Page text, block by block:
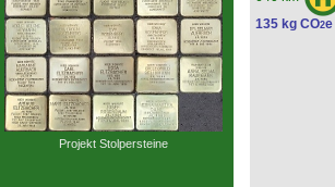
Projekt Stolpersteine
135 kg CO2e